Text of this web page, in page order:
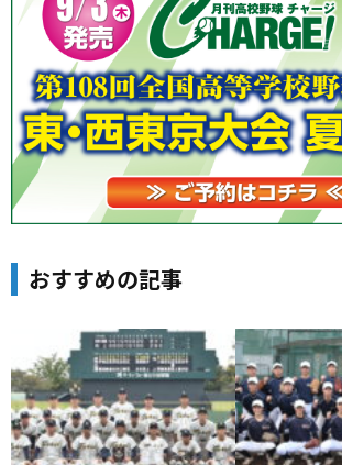
おすすめの記事